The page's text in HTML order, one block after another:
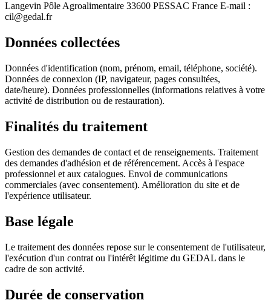
Langevin Pôle Agroalimentaire 33600 PESSAC France E-mail :
cil@gedal.fr
Données collectées
Données d'identification (nom, prénom, email, téléphone, société).
Données de connexion (IP, navigateur, pages consultées,
date/heure). Données professionnelles (informations relatives à votre
activité de distribution ou de restauration).
Finalités du traitement
Gestion des demandes de contact et de renseignements. Traitement
des demandes d'adhésion et de référencement. Accès à l'espace
professionnel et aux catalogues. Envoi de communications
commerciales (avec consentement). Amélioration du site et de
l'expérience utilisateur.
Base légale
Le traitement des données repose sur le consentement de l'utilisateur,
l'exécution d'un contrat ou l'intérêt légitime du GEDAL dans le
cadre de son activité.
Durée de conservation